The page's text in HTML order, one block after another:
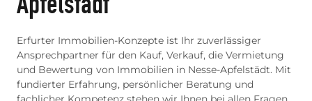
Erfurter Immobilien-Konzepte ist Ihr zuverlässiger
Ansprechpartner für den Kauf, Verkauf, die Vermietung
und Bewertung von Immobilien in Nesse-Apfelstädt. Mit
fundierter Erfahrung, persönlicher Beratung und